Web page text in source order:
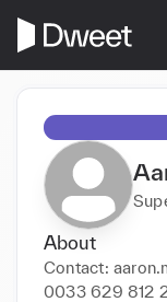
About
Contact:
0033 629 812